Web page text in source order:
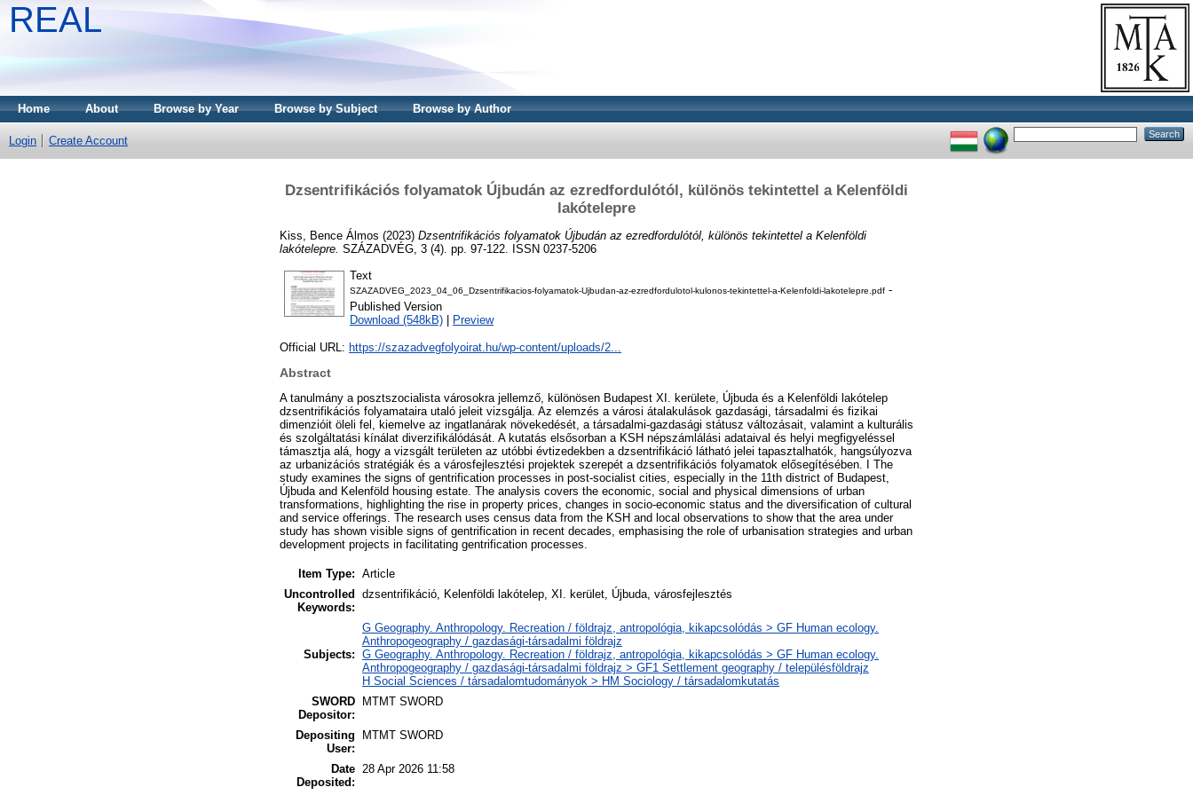
REAL
Home About Browse by Year Browse by Subject Browse by Author
Login Create Account
Dzsentrifikációs folyamatok Újbudán az ezredfordulótól, különös tekintettel a Kelenföldi
lakótelepre
Kiss, Bence Álmos (2023) Dzsentrifikációs folyamatok Újbudán az ezredfordulótól, különös tekintettel a Kelenföldi
lakótelepre. SZÁZADVÉG, 3 (4). pp. 97-122. ISSN 0237-5206
Text
SZAZADVEG_2023_04_06_Dzsentrifikacios-folyamatok-Ujbudan-az-ezredfordulotol-kulonos-tekintettel-a-Kelenfoldi-lakotelepre.pdf -
Published Version
Download (548kB)
Preview
Official URL: https://szazadvegfolyoirat.hu/wp-content/uploads/2...
Abstract
A tanulmány a posztszocialista városokra jellemző, különösen Budapest XI. kerülete, Újbuda és a Kelenföldi lakótelep
dzsentrifikációs folyamataira utaló jeleit vizsgálja. Az elemzés a városi átalakulások gazdasági, társadalmi és fizikai
dimenzióit öleli fel, kiemelve az ingatlanárak növekedését, a társadalmi-gazdasági státusz változásait, valamint a kulturális
és szolgáltatási kínálat diverzifikálódását. A kutatás elsősorban a KSH népszámlálási adataival és helyi megfigyeléssel
támasztja alá, hogy a vizsgált területen az utóbbi évtizedekben a dzsentrifikáció látható jelei tapasztalhatók, hangsúlyozva
az urbanizációs stratégiák és a városfejlesztési projektek szerepét a dzsentrifikációs folyamatok elősegítésében. I The
study examines the signs of gentrification processes in post-socialist cities, especially in the 11th district of Budapest,
Újbuda and Kelenföld housing estate. The analysis covers the economic, social and physical dimensions of urban
transformations, highlighting the rise in property prices, changes in socio-economic status and the diversification of cultural
and service offerings. The research uses census data from the KSH and local observations to show that the area under
study has shown visible signs of gentrification in recent decades, emphasising the role of urbanisation strategies and urban
development projects in facilitating gentrification processes.
Item Type: Article
Uncontrolled
Keywords:
dzsentrifikáció, Kelenföldi lakótelep, XI. kerület, Újbuda, városfejlesztés
Subjects:
G Geography. Anthropology. Recreation / földrajz, antropológia, kikapcsolódás > GF Human ecology.
Anthropogeography / gazdasági-társadalmi földrajz
G Geography. Anthropology. Recreation / földrajz, antropológia, kikapcsolódás > GF Human ecology.
Anthropogeography / gazdasági-társadalmi földrajz > GF1 Settlement geography / településföldrajz
H Social Sciences / társadalomtudományok > HM Sociology / társadalomkutatás
SWORD
Depositor:
MTMT SWORD
Depositing
User:
MTMT SWORD
Date
Deposited:
28 Apr 2026 11:58